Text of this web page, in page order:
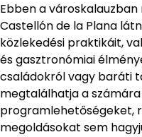
Ebben a
Castellón de la Plana
közlekedési praktikáit,
és gasztronómiai
családokról vagy baráti
megtalálhatja a
programlehetőségeket,
megoldásokat sem